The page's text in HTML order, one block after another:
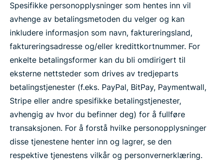
Spesifikke personopplysninger som hentes inn vil
avhenge av betalingsmetoden du velger og kan
inkludere informasjon som navn, faktureringsland,
faktureringsadresse og/eller kredittkortnummer. For
enkelte betalingsformer kan du bli omdirigert til
eksterne nettsteder som drives av tredjeparts
betalingstjenester (f.eks. PayPal, BitPay, Paymentwall,
Stripe eller andre spesifikke betalingstjenester,
avhengig av hvor du befinner deg) for å fullføre
transaksjonen. For å forstå hvilke personopplysninger
disse tjenestene henter inn og lagrer, se den
respektive tjenestens vilkår og personvernerklæring.